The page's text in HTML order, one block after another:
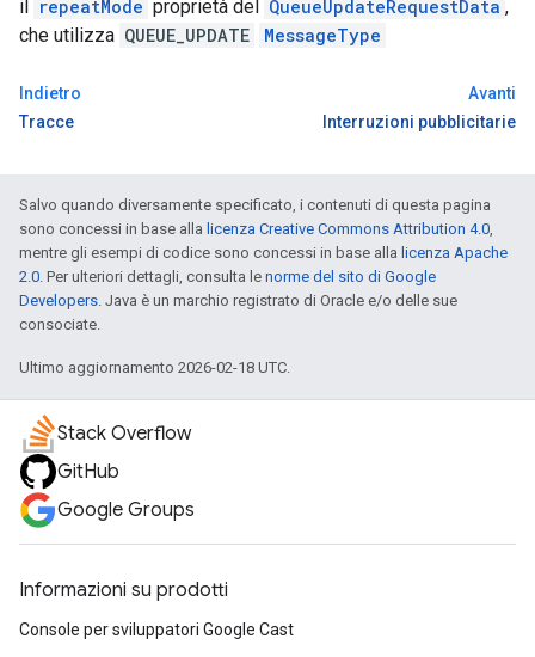
il repeatMode proprietà del QueueUpdateRequestData ,
che utilizza QUEUE_UPDATE MessageType
Indietro
Tracce
Avanti
Interruzioni pubblicitarie
Salvo quando diversamente specificato, i contenuti di questa pagina
sono concessi in base alla licenza Creative Commons Attribution 4.0,
mentre gli esempi di codice sono concessi in base alla licenza Apache
2.0. Per ulteriori dettagli, consulta le norme del sito di Google
Developers. Java è un marchio registrato di Oracle e/o delle sue
consociate.
Ultimo aggiornamento 2026-02-18 UTC.
Stack Overflow
GitHub
Google Groups
Informazioni su prodotti
Console per sviluppatori Google Cast